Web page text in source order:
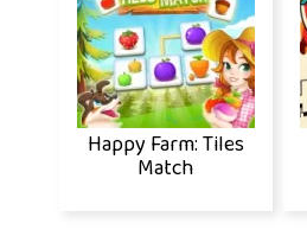
Happy Farm: Tiles
Match